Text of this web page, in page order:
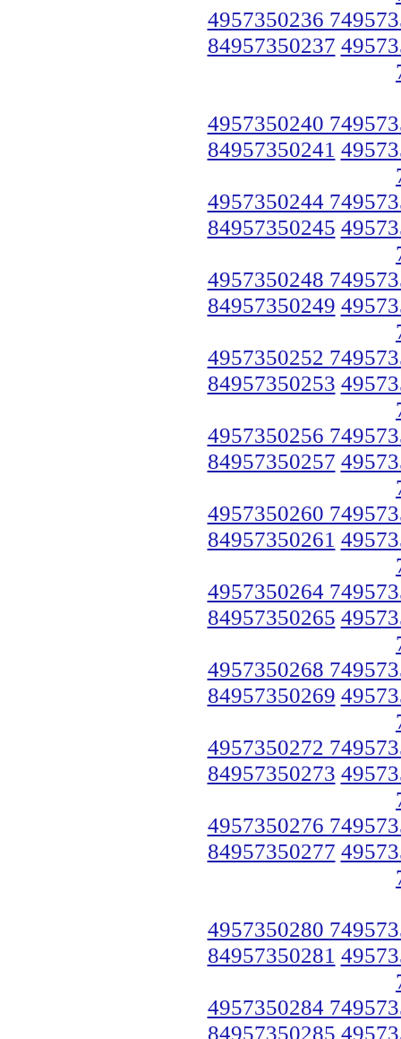
4957350236
84957350237
4957350240
84957350241
4957350244
84957350245
4957350248
84957350249
4957350252
84957350253
4957350256
84957350257
4957350260
84957350261
4957350264
84957350265
4957350268
84957350269
4957350272
84957350273
4957350276
84957350277
4957350280
84957350281
4957350284
84957350285